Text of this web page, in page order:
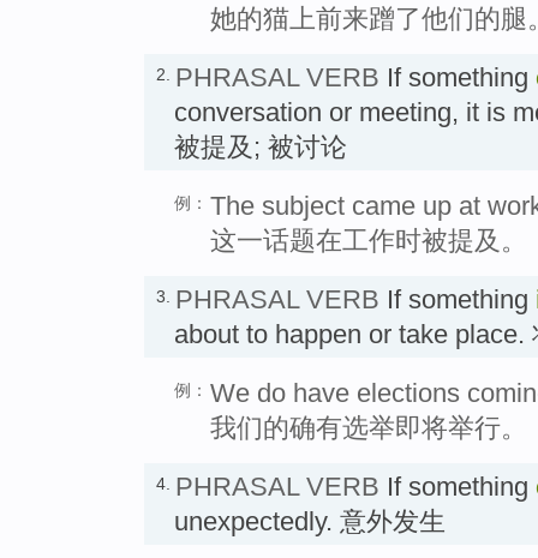
她的猫上前来蹭了他们的腿
2. PHRASAL VERB If something
conversation or meeting, it is
被提及; 被讨论
例： The subject came up at
这一话题在工作时被提及。
3. PHRASAL VERB If something
about to happen or take place.
例： We do have elections
我们的确有选举即将举行。
4. PHRASAL VERB If something
unexpectedly. 意外发生